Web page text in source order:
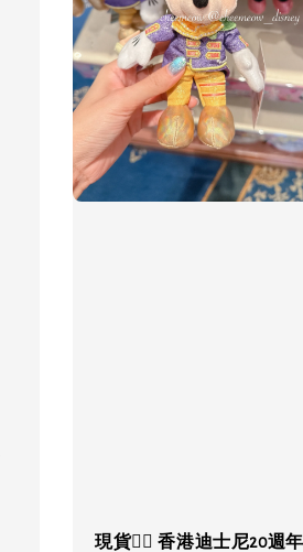
現貨❤️‍🔥 香港迪士尼20週